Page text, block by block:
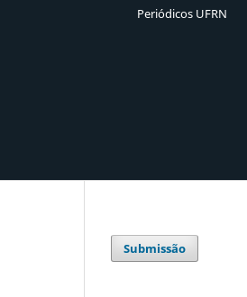
Periódicos UFRN
Submissão